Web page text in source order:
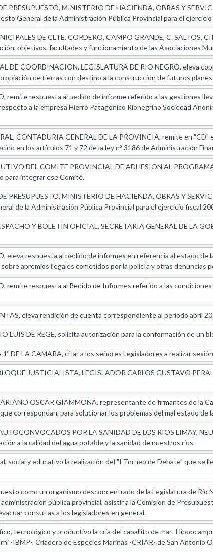
PRESUPUESTO, MINISTERIO DE HACIENDA, OBRAS Y
General de la Administración Pública Provincial para el
DE CLTE. CORDERO, CAMPO GRANDE, C. SALTOS,
objetivos, facultades y funcionamiento de las Asociaciones
DE COORDINACION, LEGISLATURA DE RIO NEGRO, eleva
de tierras con destino a la construcción de futuros
remite respuesta al pedido de informe referido a las gestiones
a la empresa Hierro Patagónico Rionegrino Sociedad
CONTADURIA GENERAL DE LA PROVINCIA, remite en
en los artículos 71 y 72 de la ley n° 3186 de Administración
DEL COMITE PROVINCIAL DE ADHESION AL
para integrar ese Comité.
PRESUPUESTO, MINISTERIO DE HACIENDA, OBRAS Y
de la Administración Pública Provincial para el ejercicio fiscal
Y BOLETIN OFICIAL, SECRETARIA GENERAL DE LA
eleva respuesta al pedido de informes en referencia al estado de
apremios ilegales cometidos por la policÍa y otras denuncias
remite respuesta al Pedido de Informes referido a las
eleva rendición de cuenta correspondiente al período abril
LUIS DE REGE, solicita autorización para la conformación de un
DE LA CAMARA, citar a los señores Legisladores a realizar
JUSTICIALISTA, LEGISLADOR CARLOS GUSTAVO
OSCAR GIAMMONA, representante de firmantes de la
correspondan, para solucionar los problemas del mal estado de
POR LA SANIDAD DE LOS RIOS LIMAY,
a la calidad del agua potable y la sanidad de nuestros ríos.
social y educativo la realización del "I Torneo de Debate" que se
como un organismo desconcentrado de la Legislatura de Río
pública provincial, asistir a la Comisión de
consultas a los legisladores en general.
tecnológico y productivo la cría del caballito de mar -
-IBMP-, Criadero de Especies Marinas -CRIAR- de San Antonio